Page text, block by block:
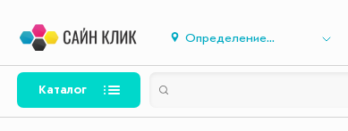
Определение...
Каталог